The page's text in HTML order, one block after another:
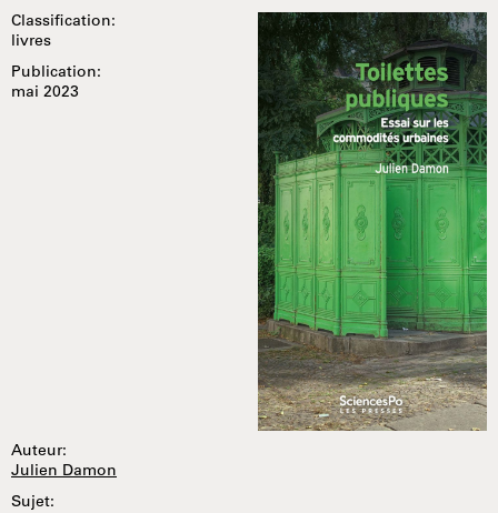
Classification:
livres
Publication:
mai 2023
Auteur:
Julien Damon
Sujet: